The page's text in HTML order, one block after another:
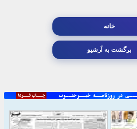
خانه
برگشت به آرشیو